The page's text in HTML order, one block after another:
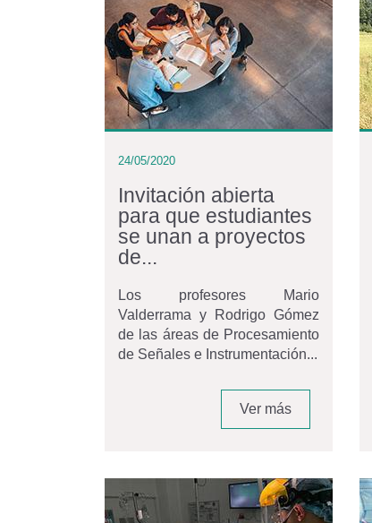
24/05/2020
Invitación abierta
para que estudiantes
se unan a proyectos
de...
Los profesores Mario
Valderrama y Rodrigo Gómez
de las áreas de Procesamiento
de Señales e Instrumentación...
Ver más